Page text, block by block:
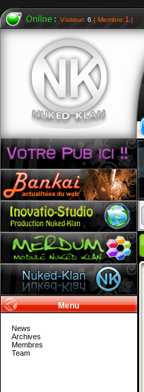
Visiteur: 6 | Membre:1 |
Menu
News
Archives
Membres
Team